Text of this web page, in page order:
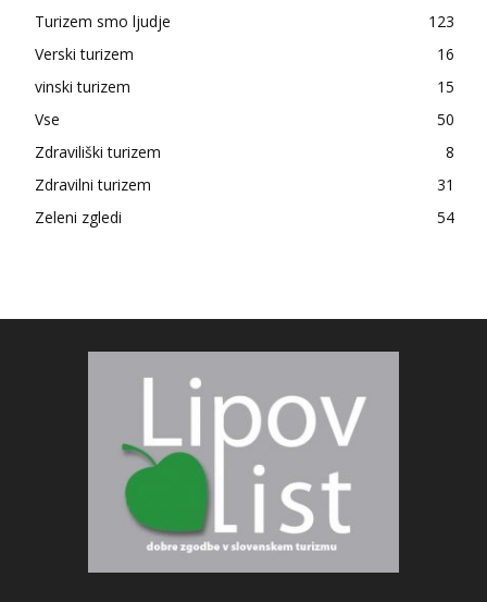
Turizem smo ljudje
123
Verski turizem
16
vinski turizem
15
Vse
50
Zdraviliški turizem
8
Zdravilni turizem
31
Zeleni zgledi
54